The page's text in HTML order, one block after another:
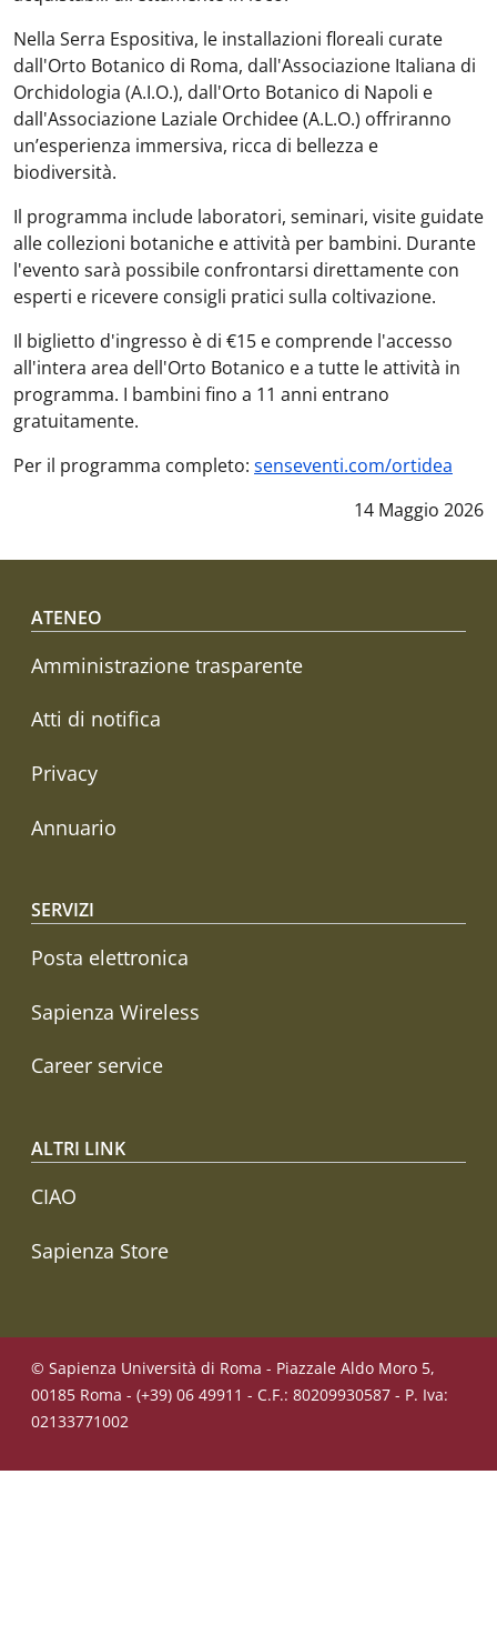
Nella Serra Espositiva, le installazioni floreali curate
dall'Orto Botanico di Roma, dall'Associazione Italiana di
Orchidologia (A.I.O.), dall'Orto Botanico di Napoli e
dall'Associazione Laziale Orchidee (A.L.O.) offriranno
un’esperienza immersiva, ricca di bellezza e
biodiversità.
Il programma include laboratori, seminari, visite guidate
alle collezioni botaniche e attività per bambini. Durante
l'evento sarà possibile confrontarsi direttamente con
esperti e ricevere consigli pratici sulla coltivazione.
Il biglietto d'ingresso è di €15 e comprende l'accesso
all'intera area dell'Orto Botanico e a tutte le attività in
programma. I bambini fino a 11 anni entrano
gratuitamente.
Per il programma completo: senseventi.com/ortidea
Data notizia:
14 Maggio 2026
Footer menu
ATENEO
Amministrazione trasparente
Atti di notifica
Privacy
Annuario
SERVIZI
Posta elettronica
Sapienza Wireless
Career service
ALTRI LINK
CIAO
Sapienza Store
© Sapienza Università di Roma - Piazzale Aldo Moro 5,
00185 Roma - (+39) 06 49911 - C.F.: 80209930587 - P. Iva:
02133771002